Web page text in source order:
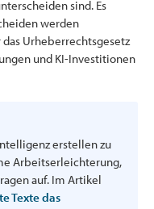
sind. Es
werden
Urheberrechtsgesetz
und KI-Investitionen
erstellen zu
Arbeitserleichterung,
auf. Im Artikel
Texte das